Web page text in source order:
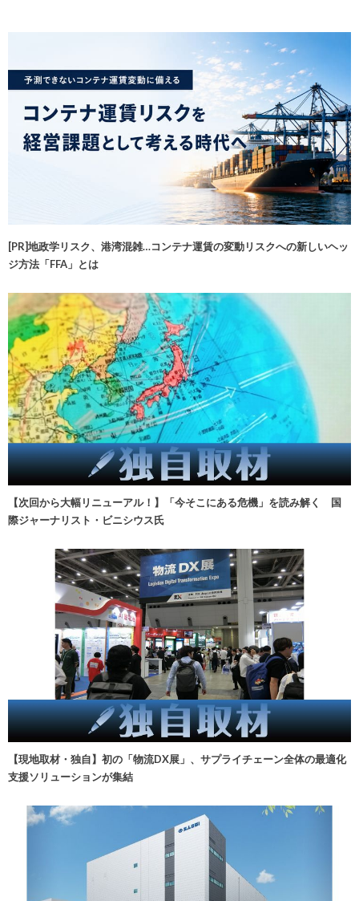
[PR]地政学リスク、港湾混雑…コンテナ運賃の変動リスクへの新しいヘッ
ジ方法「FFA」とは
【次回から大幅リニューアル！】「今そこにある危機」を読み解く 国
際ジャーナリスト・ビニシウス氏
【現地取材・独自】初の「物流DX展」、サプライチェーン全体の最適化
支援ソリューションが集結